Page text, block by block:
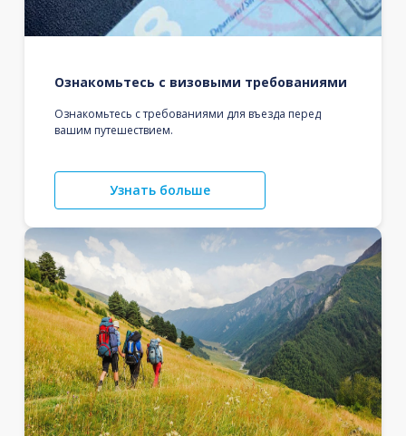
Ознакомьтесь с визовыми требованиями
Ознакомьтесь с требованиями для въезда перед
вашим путешествием.
Узнать больше